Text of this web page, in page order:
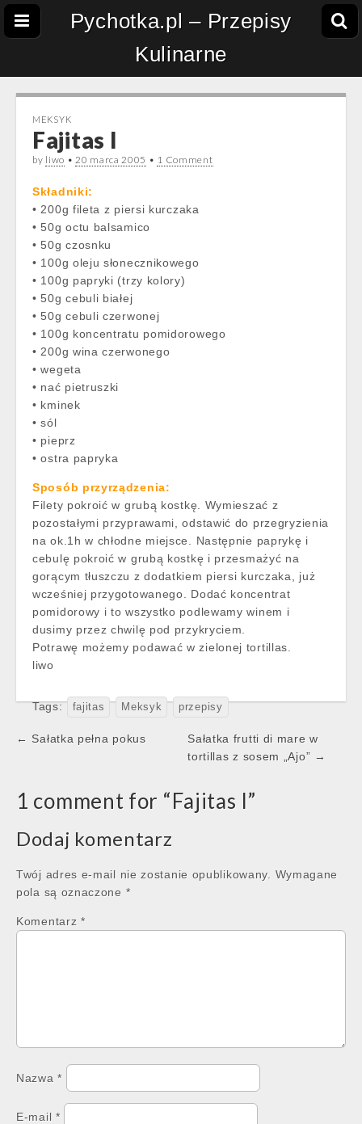
Pychotka.pl – Przepisy
Kulinarne
MEKSYK
Fajitas I
by liwo •20 marca 2005 • 1 Comment
Składniki:
• 200g fileta z piersi kurczaka
• 50g octu balsamico
• 50g czosnku
• 100g oleju słonecznikowego
• 100g papryki (trzy kolory)
• 50g cebuli białej
• 50g cebuli czerwonej
• 100g koncentratu pomidorowego
• 200g wina czerwonego
• wegeta
• nać pietruszki
• kminek
• sól
• pieprz
• ostra papryka
Sposób przyrządzenia:
Filety pokroić w grubą kostkę. Wymieszać z
pozostałymi przyprawami, odstawić do przegryzienia
na ok.1h w chłodne miejsce. Następnie paprykę i
cebulę pokroić w grubą kostkę i przesmażyć na
gorącym tłuszczu z dodatkiem piersi kurczaka, już
wcześniej przygotowanego. Dodać koncentrat
pomidorowy i to wszystko podlewamy winem i
dusimy przez chwilę pod przykryciem.
Potrawę możemy podawać w zielonej tortillas.
liwo
Tags: fajitas Meksyk przepisy
Post
← Sałatka pełna pokus
Sałatka frutti di mare w
tortillas z sosem „Ajo” →
1 comment for “Fajitas I”
Dodaj komentarz
Twój adres e-mail nie zostanie opublikowany.
Wymagane
pola są oznaczone *
Komentarz *
Nazwa*
E-mail *